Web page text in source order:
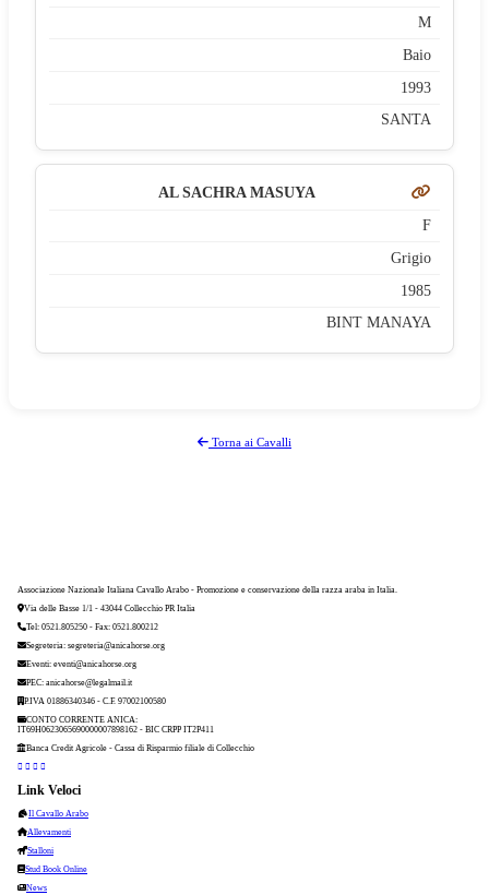
M
Baio
1993
SANTA
AL SACHRA MASUYA
F
Grigio
1985
BINT MANAYA
Torna ai Cavalli
Associazione Nazionale Italiana Cavallo Arabo - Promozione e conservazione della razza araba in Italia.
Via delle Basse 1/1 - 43044 Collecchio PR Italia
Tel: 0521.805250 - Fax: 0521.800212
Segreteria: segreteria@anicahorse.org
Eventi: eventi@anicahorse.org
PEC: anicahorse@legalmail.it
P.IVA 01886340346 - C.F. 97002100580
CONTO CORRENTE ANICA:
IT69H0623065690000007898162 - BIC CRPP IT2P411
Banca Credit Agricole - Cassa di Risparmio filiale di Collecchio
Link Veloci
Il Cavallo Arabo
Allevamenti
Stalloni
Stud Book Online
News